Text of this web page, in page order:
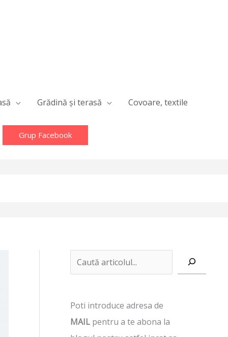
Grădină și terasă Covoare, textile
Grup Facebook
a
t
ă
Poti introduce adresa de
MAILpentru a te abona la
Tastează emailul tău...